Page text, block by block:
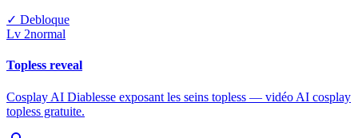
✓ Debloque
Lv 2normal
Topless reveal
Cosplay AI Diablesse exposant les seins topless — vidéo AI cosplay
topless gratuite.